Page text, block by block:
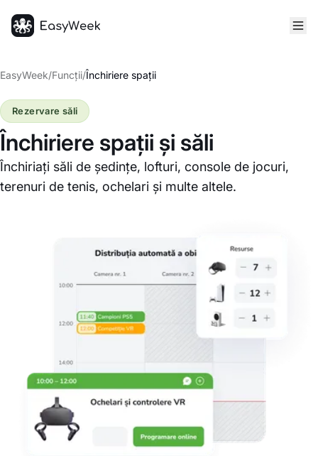
EasyWeek/Funcții/Închiriere spații
Închiriere spații și săli
Închiriați săli de ședințe, lofturi, console de jocuri,
terenuri de tenis, ochelari și multe altele.
Rezervare săli